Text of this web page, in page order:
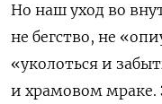
Но наш уход во
не бегство, не
«уколоться и
и храмовом мраке.